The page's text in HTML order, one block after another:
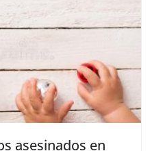
asesinados en